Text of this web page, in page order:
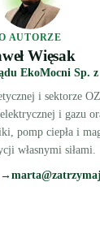
AUTORZE
Więsak
EkoMocni Sp. z
i sektorze
i gazu
pomp ciepła i
własnymi siłami.
→